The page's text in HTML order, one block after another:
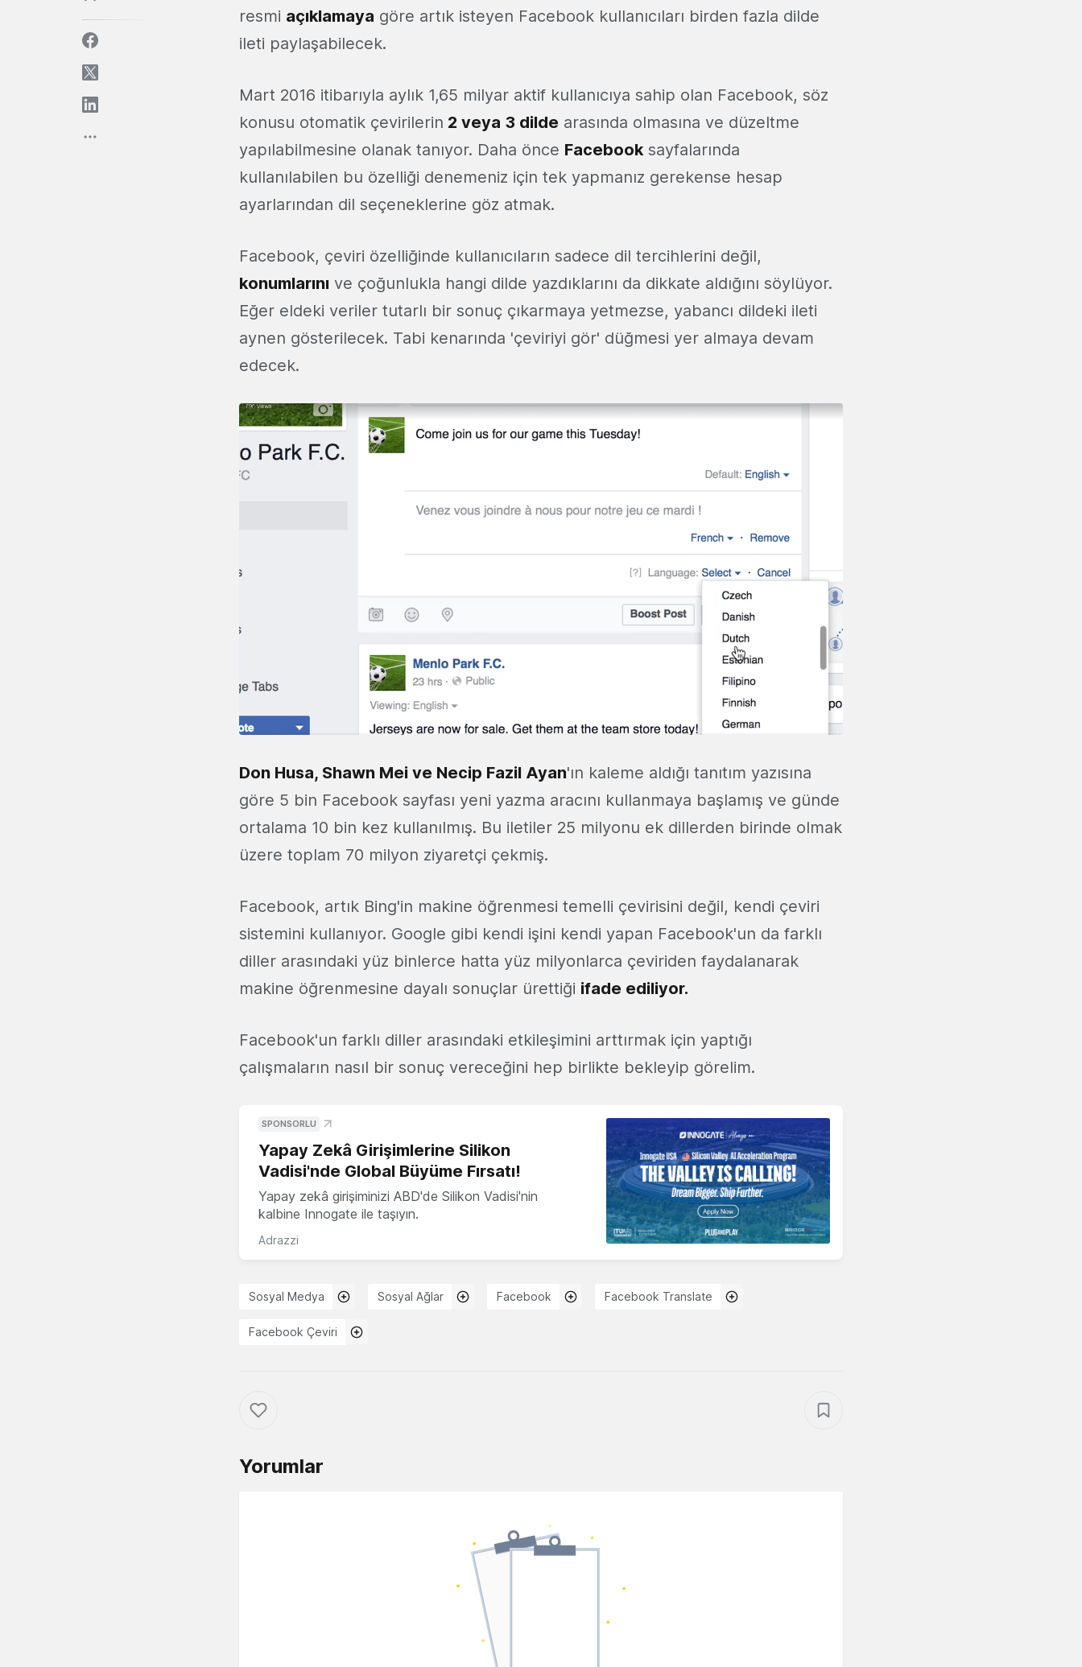
resmi açıklamaya göre artık isteyen Facebook kullanıcıları birden fazla dilde
ileti paylaşabilecek.
Mart 2016 itibarıyla aylık 1,65 milyar aktif kullanıcıya sahip olan Facebook, söz
konusu otomatik çevirilerin 2 veya 3 dilde arasında olmasına ve düzeltme
yapılabilmesine olanak tanıyor. Daha önce Facebooksayfalarında
kullanılabilen bu özelliği denemeniz için tek yapmanız gerekense hesap
ayarlarından dil seçeneklerine göz atmak.
Facebook, çeviri özelliğinde kullanıcıların sadece dil tercihlerini değil,
konumlarını ve çoğunlukla hangi dilde yazdıklarını da dikkate aldığını söylüyor.
Eğer eldeki veriler tutarlı bir sonuç çıkarmaya yetmezse, yabancı dildeki ileti
aynen gösterilecek. Tabi kenarında 'çeviriyi gör' düğmesi yer almaya devam
edecek.
Don Husa, Shawn Mei ve Necip Fazil Ayan'ın kaleme aldığı tanıtım yazısına
göre 5 bin Facebook sayfası yeni yazma aracını kullanmaya başlamış ve günde
ortalama 10 bin kez kullanılmış. Bu iletiler 25 milyonu ek dillerden birinde olmak
üzere toplam 70 milyon ziyaretçi çekmiş.
Facebook, artık Bing'in makine öğrenmesi temelli çevirisini değil, kendi çeviri
sistemini kullanıyor. Google gibi kendi işini kendi yapan Facebook'un da farklı
diller arasındaki yüz binlerce hatta yüz milyonlarca çeviriden faydalanarak
makine öğrenmesine dayalı sonuçlar ürettiği ifade ediliyor.
Facebook'un farklı diller arasındaki etkileşimini arttırmak için yaptığı
çalışmaların nasıl bir sonuç vereceğini hep birlikte bekleyip görelim.
SPONSORLU
Yapay Zekâ Girişimlerine Silikon
Vadisi'nde Global Büyüme Fırsatı!
Yapay zekâ girişiminizi ABD'de Silikon Vadisi'nin
kalbine Innogate ile taşıyın.
Adrazzi
Sosyal Medya Sosyal Ağlar Facebook Facebook Translate
Facebook Çeviri
Yorumlar